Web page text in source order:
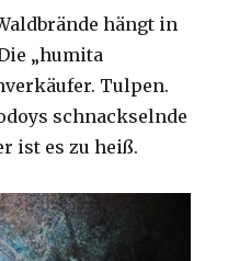
hängt in
„humita
Tulpen.
schnackselnde
ist es zu heiß.